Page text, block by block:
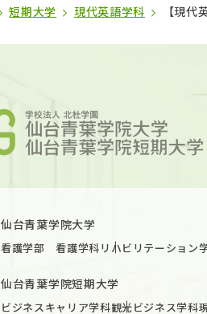
短期大学 現代英語学科 【現
仙台青葉学院大学
看護学部 看護学科リハビリテーショ
仙台青葉学院短期大学
ビジネスキャリア学科観光ビジネス学科